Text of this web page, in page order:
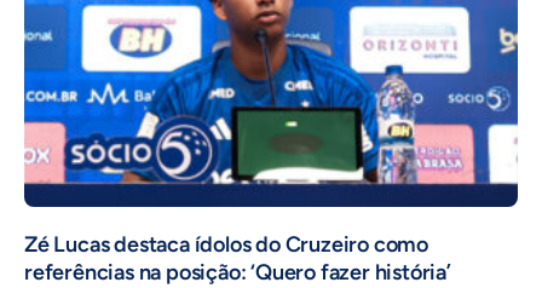
Zé Lucas destaca ídolos do Cruzeiro como
referências na posição: ‘Quero fazer história’